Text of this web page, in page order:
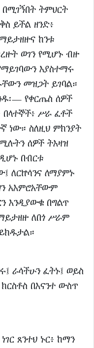
በሚገኝበት ትምህርት
ይችል ዘንድ፥
ከንቱ
ወገን የሚሆኑ ብዙ
እያስተማሩ
መዝጋት ይገባል።
የቀርጤስ ሰዎች
በላተኞች፥ ሥራ ፈቶች
ነው። ስለዚህ ምክንያት
ሰዎች ትእዛዝ
በብርቱ
ለርኵሳንና ለማያምኑ
አእምሮአቸውም
እንዲያውቁ በግልጥ
ለበጎ ሥራም
ራሳችሁን ፈትኑ፤ ወይስ
በእናንተ ውስጥ
ጸንተህ ኑር፥ ከማን